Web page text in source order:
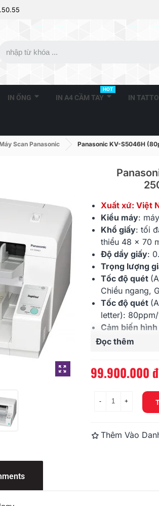
IN ỐNG IN A4 CẦM TAY
HOT
IN
Scan Panasonic Panasonic KV-S5046H
Xuất xứ: Việt
Kiểu máy:
Khổ giấy: tối
thiểu 48 x 70
Độ dầy giấy:
Trọng lượng
Tốc độ quét
Chiều ngang,
Tốc độ quét
letter):
Cảm biến hình
Độ phân giải
Bảo hành: 12
Đọc thêm
99.900.000 đ
- +
Thêm Vào
(45ppm,
(65ppm,